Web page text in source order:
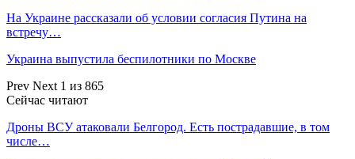
На Украине рассказали об условии согласия Путина на
встречу…
Украина выпустила беспилотники по Москве
Prev Next 1 из 865
Сейчас читают
Дроны ВСУ атаковали Белгород. Есть пострадавшие, в том
числе…